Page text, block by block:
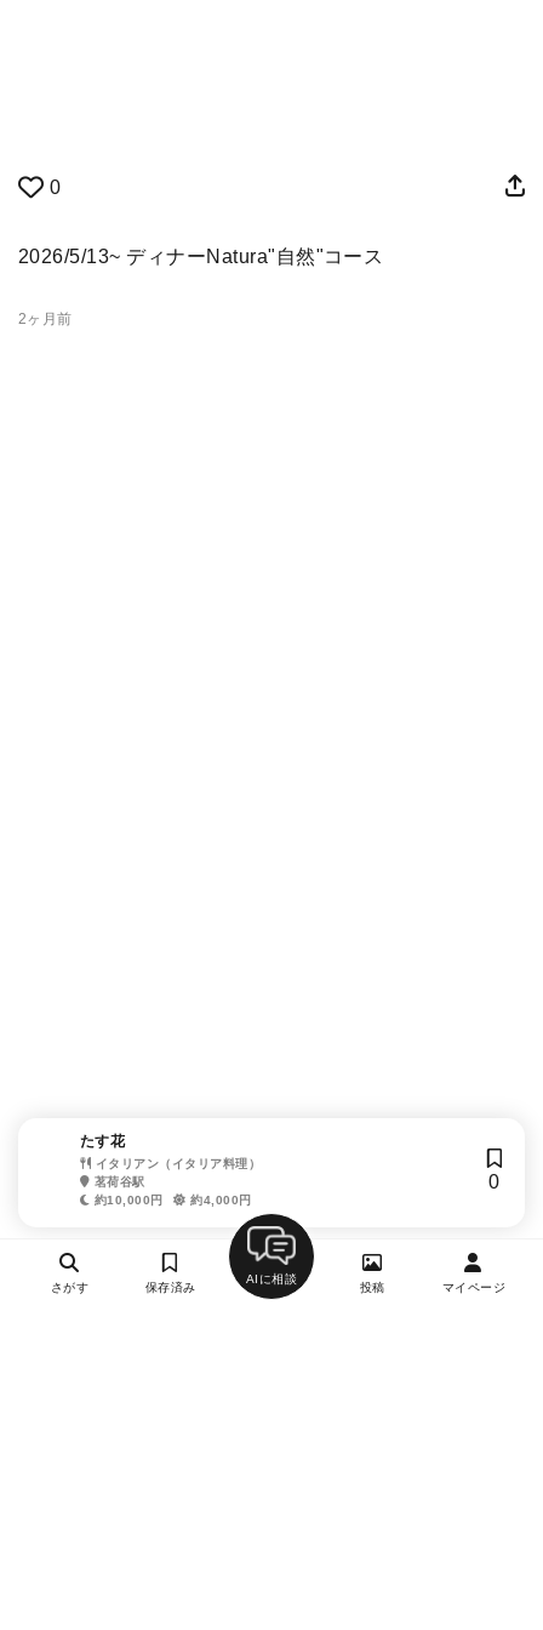
0
2026/5/13~ ディナーNatura"自然"コース
2ヶ月前
たす花
イタリアン（イタリア料理）
茗荷谷駅
約10,000円
約4,000円
0
さがす 保存済み
AIに相談
投稿 マイページ